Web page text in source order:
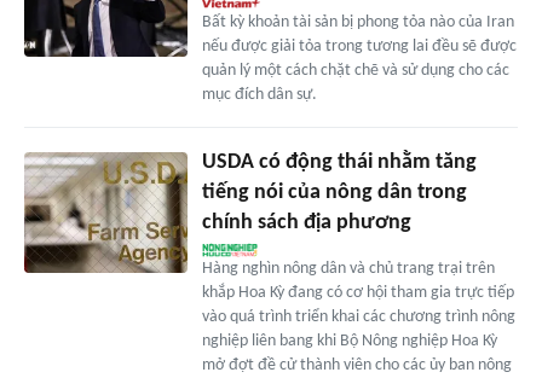
Bất kỳ khoản tài sản bị phong tỏa nào của Iran
nếu được giải tỏa trong tương lai đều sẽ được
quản lý một cách chặt chẽ và sử dụng cho các
mục đích dân sự.
USDA có động thái nhằm tăng
tiếng nói của nông dân trong
chính sách địa phương
Hàng nghìn nông dân và chủ trang trại trên
khắp Hoa Kỳ đang có cơ hội tham gia trực tiếp
vào quá trình triển khai các chương trình nông
nghiệp liên bang khi Bộ Nông nghiệp Hoa Kỳ
mở đợt đề cử thành viên cho các ủy ban nông